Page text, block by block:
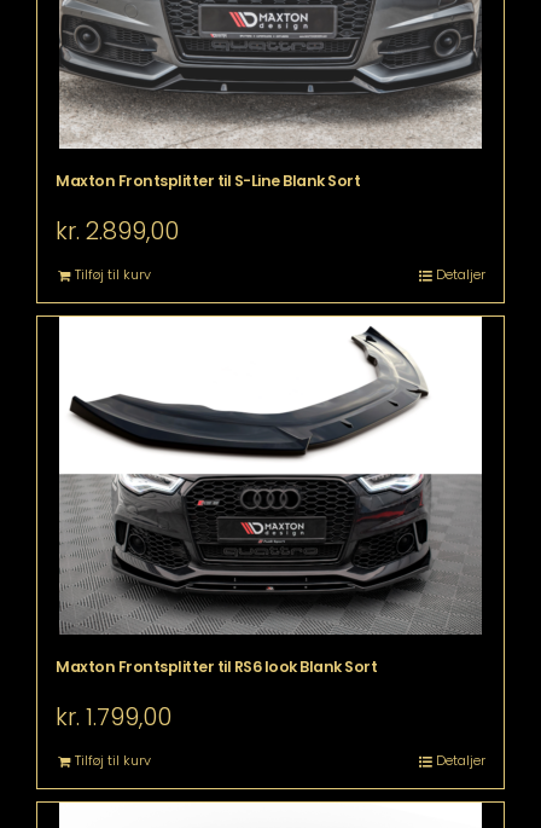
Maxton Frontsplitter til S-Line Blank Sort
kr. 2.899,00
Tilføj til kurv Detaljer
Maxton Frontsplitter til RS6 look Blank Sort
kr. 1.799,00
Tilføj til kurv Detaljer